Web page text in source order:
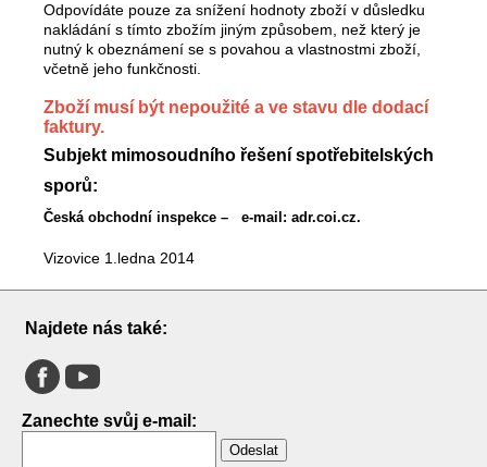
Odpovídáte pouze za snížení hodnoty zboží v důsledku
nakládání s tímto zbožím jiným způsobem, než který je
nutný k obeznámení se s povahou a vlastnostmi zboží,
včetně jeho funkčnosti.
Zboží musí být nepoužité a ve stavu dle dodací
faktury.
Subjekt mimosoudního řešení spotřebitelských
sporů:
Česká obchodní inspekce – e-mail: adr.coi.cz.
Vizovice 1.ledna 2014
Najdete nás také:
Zanechte svůj e-mail:
Odeslat